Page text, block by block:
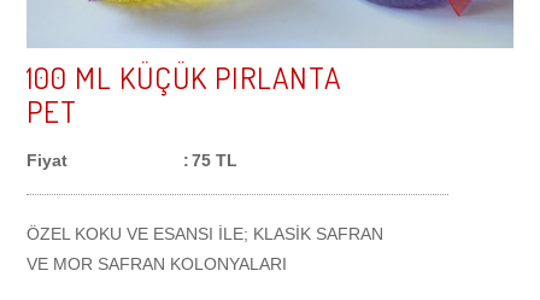
SAFRANLI VAZELİN
100 ML KÜÇÜK PIRLANTA
PET
Fiyat :75 TL
ÖZEL KOKU VE ESANSI İLE; KLASİK SAFRAN
VE MOR SAFRAN KOLONYALARI